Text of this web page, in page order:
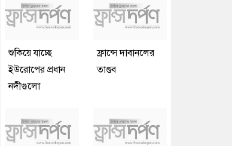
শুকিয়ে যাচ্ছে
ইউরোপের প্রধান
নদীগুলো
ফ্রান্সে দাবানলের
তাণ্ডব